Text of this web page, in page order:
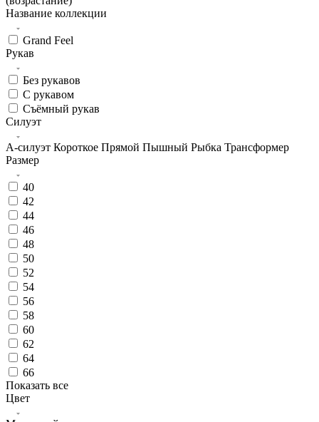
Название коллекции
Grand Feel
Рукав
Без рукавов
С рукавом
Съёмный рукав
Силуэт
А-силуэт Короткое Прямой Пышный Рыбка Трансформер
Размер
40
42
44
46
48
50
52
54
56
58
60
62
64
66
Показать все
Цвет